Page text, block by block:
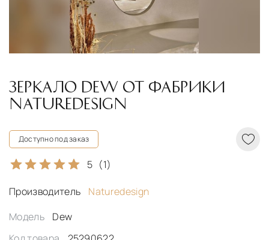
ЗЕРКАЛО DEW ОТ ФАБРИКИ
NATUREDESIGN
Доступно под заказ
5 (1)
Производитель
Naturedesign
Модель
Dew